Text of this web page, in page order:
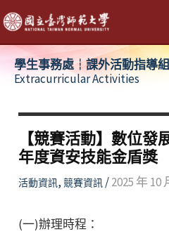
跳
至
主
學生事務處┆課外活動指導組
Extracurricular Activities
【競賽活動】數位發
年度資安技能金盾獎
活動資訊, 競賽資訊/2025 年 10
(一)辦理時程：